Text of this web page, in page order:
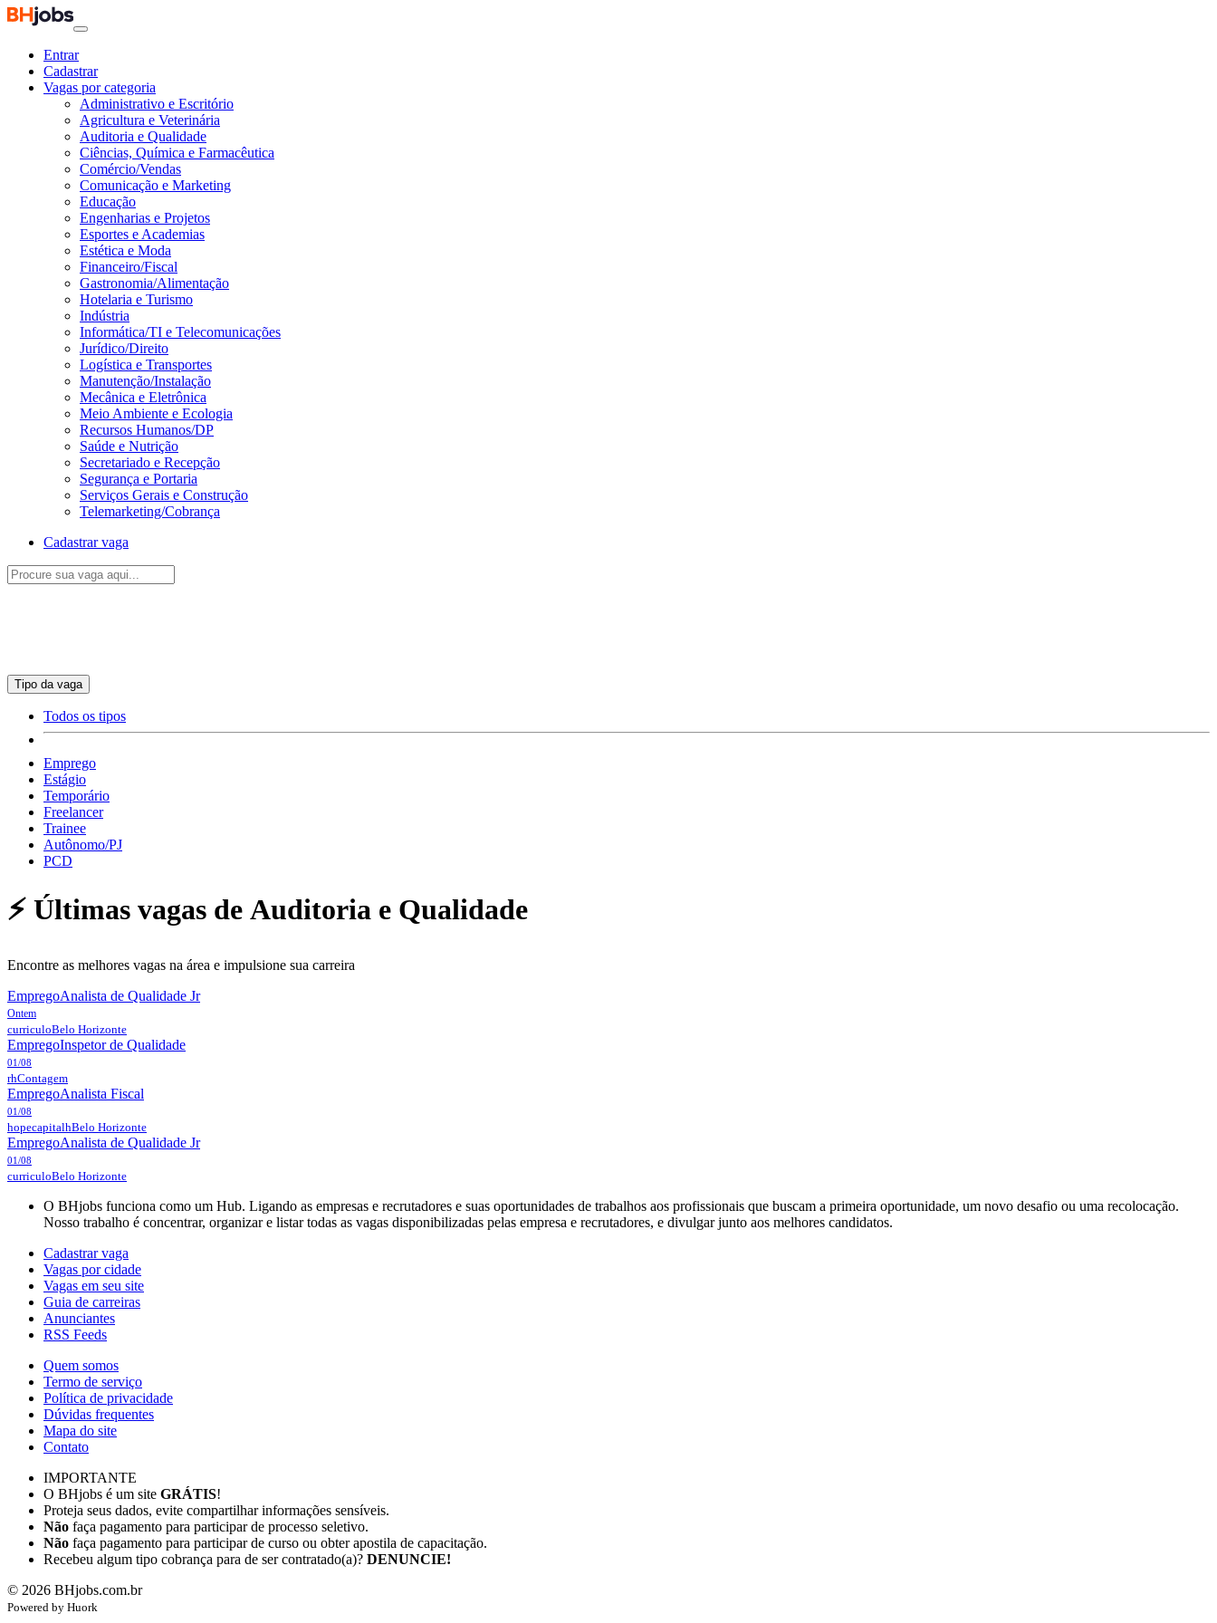
Entrar
Cadastrar
Vagas por categoria
Administrativo e Escritório
Agricultura e Veterinária
Auditoria e Qualidade
Ciências, Química e Farmacêutica
Comércio/Vendas
Comunicação e Marketing
Educação
Engenharias e Projetos
Esportes e Academias
Estética e Moda
Financeiro/Fiscal
Gastronomia/Alimentação
Hotelaria e Turismo
Indústria
Informática/TI e Telecomunicações
Jurídico/Direito
Logística e Transportes
Manutenção/Instalação
Mecânica e Eletrônica
Meio Ambiente e Ecologia
Recursos Humanos/DP
Saúde e Nutrição
Secretariado e Recepção
Segurança e Portaria
Serviços Gerais e Construção
Telemarketing/Cobrança
Cadastrar vaga
Tipo da vaga
Todos os tipos
Emprego
Estágio
Temporário
Freelancer
Trainee
Autônomo/PJ
PCD
⚡ Últimas vagas de Auditoria e Qualidade
Encontre as melhores vagas na área e impulsione sua carreira
EmpregoAnalista de Qualidade Jr
Ontem
curriculoBelo Horizonte
EmpregoInspetor de Qualidade
01/08
rhContagem
EmpregoAnalista Fiscal
01/08
hopecapitalhBelo Horizonte
EmpregoAnalista de Qualidade Jr
01/08
curriculoBelo Horizonte
O BHjobs funciona como um Hub. Ligando as empresas e recrutadores e suas oportunidades de trabalhos aos profissionais que buscam a primeira oportunidade, um novo desafio ou uma recolocação.
Nosso trabalho é concentrar, organizar e listar todas as vagas disponibilizadas pelas empresa e recrutadores, e divulgar junto aos melhores candidatos.
Cadastrar vaga
Vagas por cidade
Vagas em seu site
Guia de carreiras
Anunciantes
RSS Feeds
Quem somos
Termo de serviço
Política de privacidade
Dúvidas frequentes
Mapa do site
Contato
IMPORTANTE
O BHjobs é um site GRÁTIS!
Proteja seus dados, evite compartilhar informações sensíveis.
Não faça pagamento para participar de processo seletivo.
Não faça pagamento para participar de curso ou obter apostila de capacitação.
Recebeu algum tipo cobrança para de ser contratado(a)? DENUNCIE!
© 2026 BHjobs.com.br
Powered by Huork